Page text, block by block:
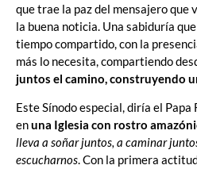
que trae la paz del mensajero que
la buena noticia. Una sabiduría
tiempo compartido, con la
más lo necesita, compartiendo
juntos el camino, construyendo
Este Sínodo especial, diría el
enuna Iglesia con rostro
lleva a soñar juntos, a caminar
escucharnos. Con la primera